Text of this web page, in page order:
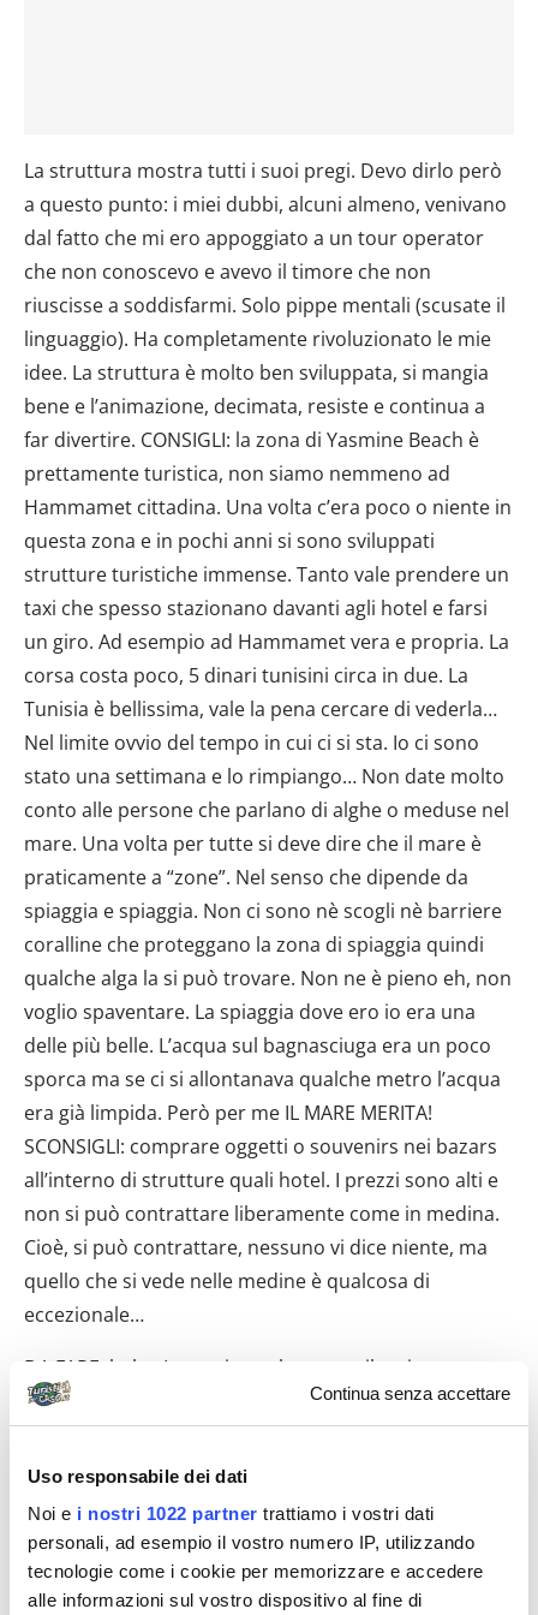
Continua senza accettare
Uso responsabile dei dati
Noi e i nostri 1022 partner trattiamo i vostri dati
personali, ad esempio il vostro numero IP, utilizzando
tecnologie come i cookie per memorizzare e accedere
alle informazioni sul vostro dispositivo al fine di
La struttura mostra tutti i suoi pregi. Devo dirlo però
a questo punto: i miei dubbi, alcuni almeno, venivano
dal fatto che mi ero appoggiato a un tour operator
che non conoscevo e avevo il timore che non
riuscisse a soddisfarmi. Solo pippe mentali (scusate il
linguaggio). Ha completamente rivoluzionato le mie
idee. La struttura è molto ben sviluppata, si mangia
bene e l’animazione, decimata, resiste e continua a
far divertire. CONSIGLI: la zona di Yasmine Beach è
prettamente turistica, non siamo nemmeno ad
Hammamet cittadina. Una volta c’era poco o niente in
questa zona e in pochi anni si sono sviluppati
strutture turistiche immense. Tanto vale prendere un
taxi che spesso stazionano davanti agli hotel e farsi
un giro. Ad esempio ad Hammamet vera e propria. La
corsa costa poco, 5 dinari tunisini circa in due. La
Tunisia è bellissima, vale la pena cercare di vederla…
Nel limite ovvio del tempo in cui ci si sta. Io ci sono
stato una settimana e lo rimpiango… Non date molto
conto alle persone che parlano di alghe o meduse nel
mare. Una volta per tutte si deve dire che il mare è
praticamente a “zone”. Nel senso che dipende da
spiaggia e spiaggia. Non ci sono nè scogli nè barriere
coralline che proteggano la zona di spiaggia quindi
qualche alga la si può trovare. Non ne è pieno eh, non
voglio spaventare. La spiaggia dove ero io era una
delle più belle. L’acqua sul bagnasciuga era un poco
sporca ma se ci si allontanava qualche metro l’acqua
era già limpida. Però per me IL MARE MERITA!
SCONSIGLI: comprare oggetti o souvenirs nei bazars
all’interno di strutture quali hotel. I prezzi sono alti e
non si può contrattare liberamente come in medina.
Cioè, si può contrattare, nessuno vi dice niente, ma
quello che si vede nelle medine è qualcosa di
eccezionale…
DA FARE: beh… Io un giorno ho preso il taxi e sono
andato in medina ad Hammamet. Cosa da fare
assolutamente, il luogo è totalmente differente da
Yasmine Beach, suggestivo e bello pur nella sua
posizione. Socializzare con i tunisini. Che poi bisogna
dire che sono loro i primi a smuoverti tanto sono
simpatici… È impossibile non attaccare bottone… I
tunisini sono simpaticissimi. Purtroppo i ricordi che